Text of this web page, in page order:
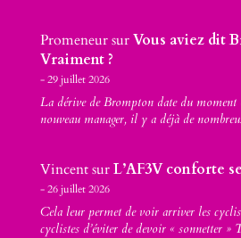
PromeneursurVous aviez dit
Vraiment ?
29 juillet 2026
La dérive de Brompton date du moment
nouveau manager, il y a déjà de
VincentsurL’AF3V conforte
26 juillet 2026
Cela leur permet de voir arriver les
cyclistes d’éviter de devoir « sonnetter »